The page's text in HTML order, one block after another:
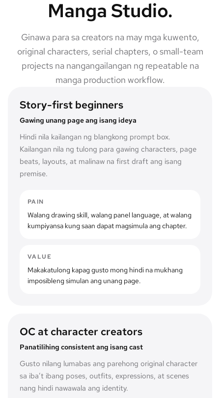
Manga Studio.
Ginawa para sa creators na may mga kuwento,
original characters, serial chapters, o small-team
projects na nangangailangan ng repeatable na
manga production workflow.
Story-first beginners
Gawing unang page ang isang ideya
Hindi nila kailangan ng blangkong prompt box.
Kailangan nila ng tulong para gawing characters, page
beats, layouts, at malinaw na first draft ang isang
premise.
PAIN
Walang drawing skill, walang panel language, at walang
kumpiyansa kung saan dapat magsimula ang chapter.
VALUE
Makakatulong kapag gusto mong hindi na mukhang
imposibleng simulan ang unang page.
OC at character creators
Panatilihing consistent ang isang cast
Gusto nilang lumabas ang parehong original character
sa iba’t ibang poses, outfits, expressions, at scenes
nang hindi nawawala ang identity.